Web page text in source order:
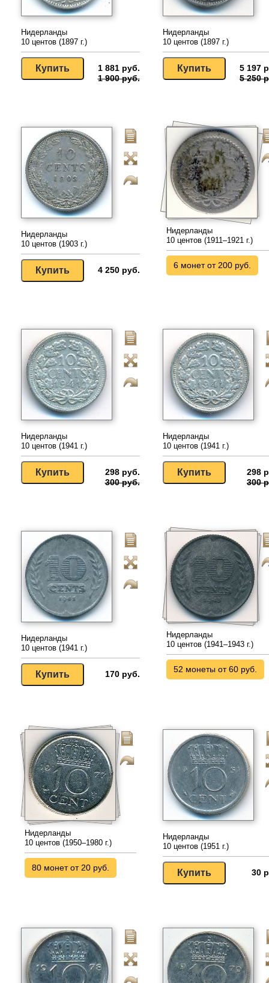
Нидерланды
10 центов (1897 г.)
1 881 руб.
1 900 руб.
Нидерланды
10 центов (1897 г.)
5 197
5 250
Нидерланды
10 центов (1903 г.)
4 250 руб.
Нидерланды
10 центов (1911–1921 г.)
6 монет от 200 руб.
Нидерланды
10 центов (1941 г.)
298 руб.
300 руб.
Нидерланды
10 центов (1941 г.)
298
300
Нидерланды
10 центов (1941 г.)
170 руб.
Нидерланды
10 центов (1941–1943 г.)
52 монеты от 60 руб.
Нидерланды
10 центов (1950–1980 г.)
80 монет от 20 руб.
Нидерланды
10 центов (1951 г.)
30